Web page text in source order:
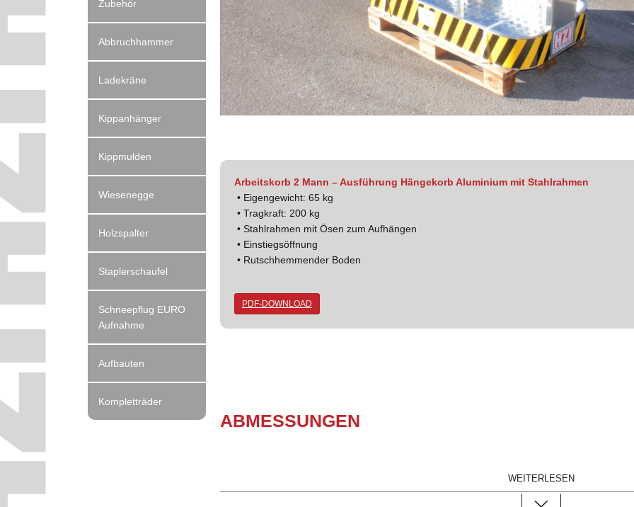
Zubehör
Abbruchhammer
Ladekräne
Kippanhänger
Kippmulden
Wiesenegge
Holzspalter
Staplerschaufel
Schneepflug EURO
Aufnahme
Aufbauten
Kompletträder
Arbeitskorb 2 Mann – Ausführung Hängekorb Aluminium mit Stahlrahmen
• Eigengewicht: 65 kg
• Tragkraft: 200 kg
• Stahlrahmen mit Ösen zum Aufhängen
• Einstiegsöffnung
• Rutschhemmender Boden
PDF-DOWNLOAD
AB­MES­SUN­GEN
A
WEITERLESEN